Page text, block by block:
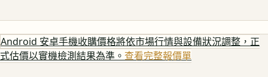
Android 安卓手機收購價格將依市場行情與設備狀況調整，正
式估價以實機檢測結果為準。 查看完整報價單